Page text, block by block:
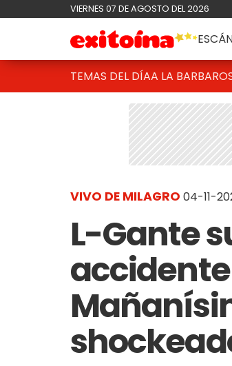
VIERNES 07 DE AGOSTO DEL 2026
TEMAS DEL DÍAA LA
VIVO DE MILAGRO 04-11-
L-Gante